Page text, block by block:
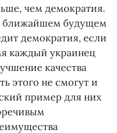
чем демократия.
ближайшем будущем
демократия, если
каждый украинец
качества
этого не смогут и
пример для них